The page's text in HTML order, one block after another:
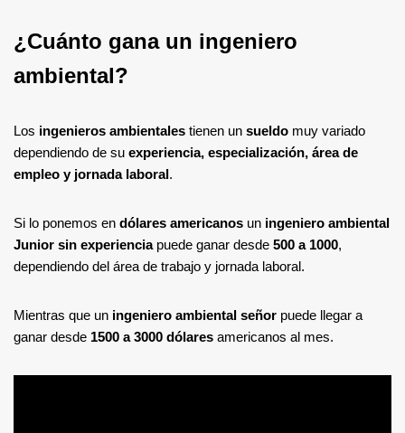
¿Cuánto gana un ingeniero
ambiental?
Los ingenieros ambientales tienen un sueldo muy variado
dependiendo de su experiencia, especialización, área de
empleo y jornada laboral.
Si lo ponemos en dólares americanos un ingeniero ambiental
Junior sin experiencia puede ganar desde 500 a 1000,
dependiendo del área de trabajo y jornada laboral.
Mientras que un ingeniero ambiental señor puede llegar a
ganar desde 1500 a 3000 dólares americanos al mes.